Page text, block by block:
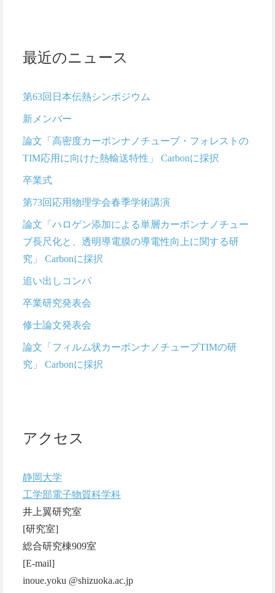
最近のニュース
第63回日本伝熱シンポジウム
新メンバー
論文「高密度カーボンナノチューブ・フォレストの
TIM応用に向けた熱輸送特性」 Carbonに採択
卒業式
第73回応用物理学会春季学術講演
論文「ハロゲン添加による単層カーボンナノチュー
ブ長尺化と、透明導電膜の導電性向上に関する研
究」 Carbonに採択
追い出しコンパ
卒業研究発表会
修士論文発表会
論文「フィルム状カーボンナノチューブTIMの研
究」 Carbonに採択
アクセス
静岡大学
工学部電子物質科学科
井上翼研究室
[研究室]
総合研究棟909室
[E-mail]
inoue.yoku @shizuoka.ac.jp